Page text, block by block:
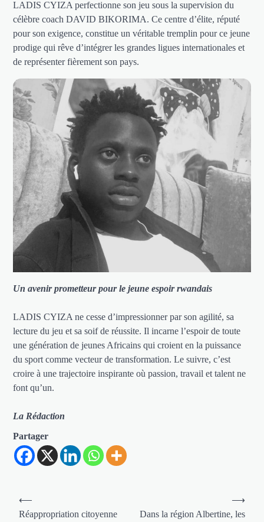
LADIS CYIZA perfectionne son jeu sous la supervision du
célèbre coach DAVID BIKORIMA. Ce centre d’élite, réputé
pour son exigence, constitue un véritable tremplin pour ce jeune
prodige qui rêve d’intégrer les grandes ligues internationales et
de représenter fièrement son pays.
Un avenir prometteur pour le jeune espoir rwandais
LADIS CYIZA ne cesse d’impressionner par son agilité, sa
lecture du jeu et sa soif de réussite. Il incarne l’espoir de toute
une génération de jeunes Africains qui croient en la puissance
du sport comme vecteur de transformation. Le suivre, c’est
croire à une trajectoire inspirante où passion, travail et talent ne
font qu’un.
La Rédaction
Partager
Navigation
de
⟵
Réappropriation citoyenne
Dans la région Albertine, les
⟶